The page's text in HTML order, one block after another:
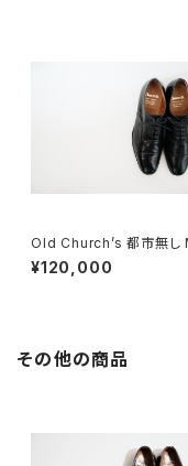
Old Church’s 都市無し
GA パンチドキャップトウ
¥120,000
その他の商品